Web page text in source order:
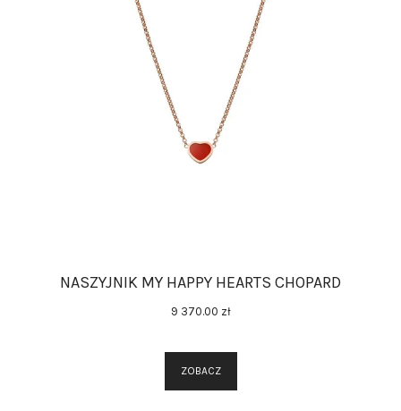
NASZYJNIK MY HAPPY HEARTS CHOPARD
9 370.00 zł
ZOBACZ